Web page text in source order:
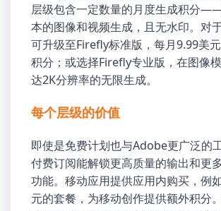
层级包含一定数量的月度生成积分
本的图像和视频生成，且无水印。对
可升级至Firefly标准版，每月9.99美
积分；或选择Firefly专业版，在图像
达2K分辨率的无限生成。
每个层级的价值
即使是免费计划也与Adobe更广泛的
付费订阅能解锁更高质量的输出和更
功能。移动应用提供应用内购买，例
元的套餐，为移动创作提供额外积分